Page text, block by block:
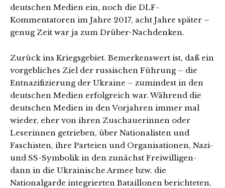
deutschen Medien ein, noch die DLF-
Kommentatoren im Jahre 2017, acht Jahre später –
genug Zeit war ja zum Drüber-Nachdenken.
Zurück ins Kriegsgebiet. Bemerkenswert ist, daß ein
vorgebliches Ziel der russischen Führung – die
Entnazifizierung der Ukraine – zumindest in den
deutschen Medien erfolgreich war. Während die
deutschen Medien in den Vorjahren immer mal
wieder, eher von ihren Zuschauerinnen oder
Leserinnen getrieben, über Nationalisten und
Faschisten, ihre Parteien und Organisationen, Nazi-
und SS-Symbolik in den zunächst Freiwilligen-
dann in die Ukrainische Armee bzw. die
Nationalgarde integrierten Bataillonen berichteten,